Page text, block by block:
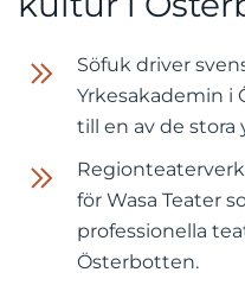
Söfuk driver
Yrkesakademin i
till en av de
för Wasa Teater
professionella
Österbotten.